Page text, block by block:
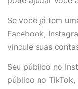
Se você já tem
Facebook,
vincule suas
Seu público no
público no